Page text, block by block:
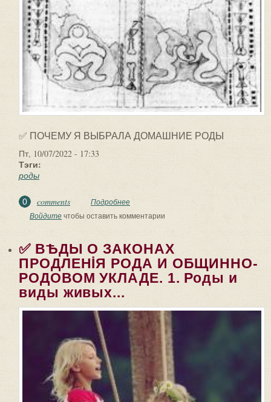
✅ ПОЧЕМУ Я ВЫБРАЛА ДОМАШНИЕ РОДЫ
Пт, 10/07/2022 - 17:33
Тэги:
роды
0 comments Подробнее
РОДЫ. В последнее время вновь
Войдитечтобы оставить комментарии
✅ ВѢДЫ О ЗАКОНАХ
ПРОДЛЕНİЯ РОДА И ОБЩИННО-
РОДОВОМ УКЛАДЕ. 1. Роды и
виды живых...